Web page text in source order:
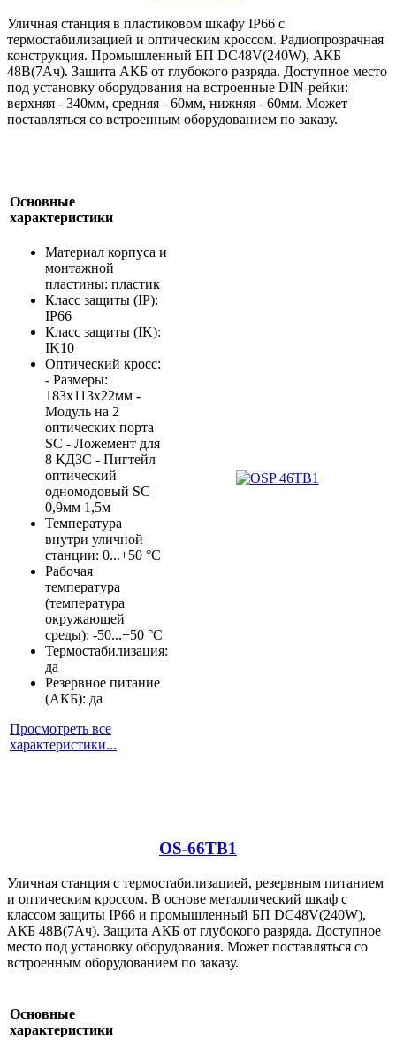
Уличная станция в пластиковом шкафу IP66 с
термостабилизацией и оптическим кроссом. Радиопрозрачная
конструкция. Промышленный БП DC48V(240W), АКБ
48В(7Ач). Защита АКБ от глубокого разряда. Доступное место
под установку оборудования на встроенные DIN-рейки:
верхняя - 340мм, средняя - 60мм, нижняя - 60мм. Может
поставляться со встроенным оборудованием по заказу.
Основные
характеристики
Материал корпуса и
монтажной
пластины: пластик
Класс защиты (IP):
IP66
Класс защиты (IK):
IK10
Оптический кросс:
- Размеры:
183x113x22мм -
Модуль на 2
оптических порта
SC - Ложемент для
8 КДЗС - Пигтейл
оптический
одномодовый SC
0,9мм 1,5м
Температура
внутри уличной
станции: 0...+50 °С
Рабочая
температура
(температура
окружающей
среды): -50...+50 °С
Термостабилизация:
да
Резервное питание
(АКБ): да
Просмотреть все
характеристики...
OS-66TB1
Уличная станция с термостабилизацией, резервным питанием
и оптическим кроссом. В основе металлический шкаф с
классом защиты IP66 и промышленный БП DC48V(240W),
АКБ 48В(7Ач). Защита АКБ от глубокого разряда. Доступное
место под установку оборудования. Может поставляться со
встроенным оборудованием по заказу.
Основные
характеристики